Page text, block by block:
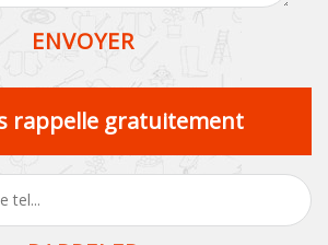
rappelle gratuitement